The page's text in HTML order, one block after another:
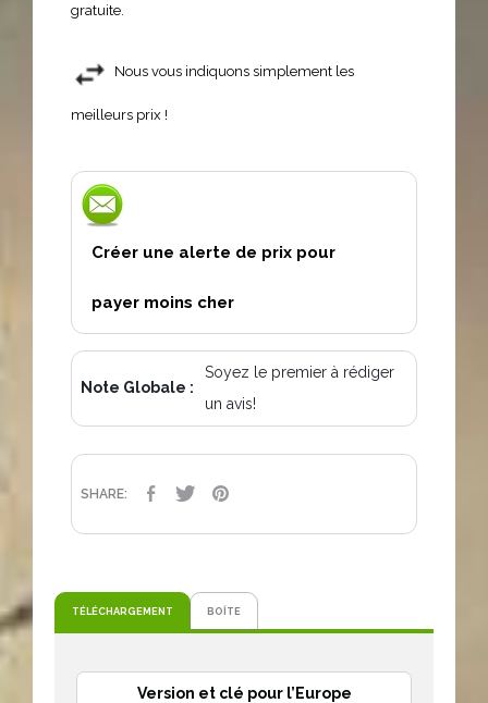
gratuite.
Nous vous indiquons simplement les
meilleurs prix !
Créer une alerte de prix pour
payer moins cher
Note Globale :
Soyez le premier à rédiger
un avis!
SHARE: PARTAGER
TWEET
TÉLÉCHARGEMENT BOÎTE
Version et clé pour l’Europe